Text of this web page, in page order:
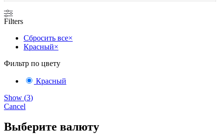
Filters
Сбросить все×
Красный×
Фильтр по цвету
Красный
Show (3)
Cancel
Выберите валюту